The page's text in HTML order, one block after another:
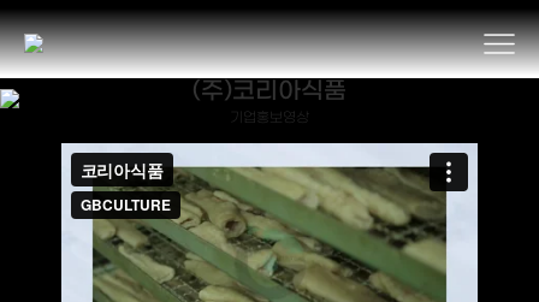
(주)코리아식품
기업홍보영상